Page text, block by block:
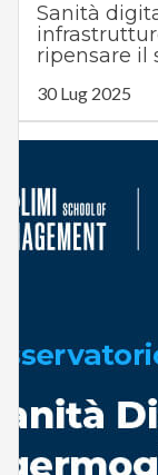
Sanità
ripensare il
30 Lug 2025